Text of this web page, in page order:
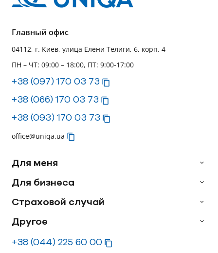
Главный офис
04112, г. Киев, улица Елени Телиги, 6, корп. 4
ПН – ЧТ: 09:00 – 18:00, ПТ: 9:00-17:00
+38 (097) 170 03 73
+38 (066) 170 03 73
+38 (093) 170 03 73
office@uniqa.ua
Для меня
Для бизнеса
Страховой случай
Другое
+38 (044) 225 60 00